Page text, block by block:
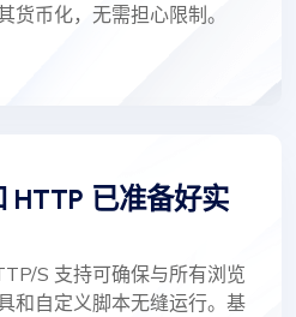
货币化，无需担心限制。
HTTP 已准备好实
S 支持可确保与所有浏览
和自定义脚本无缝运行。基